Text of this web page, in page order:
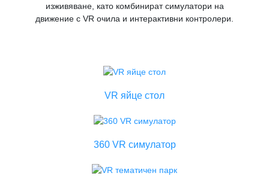
изживяване, като комбинират симулатори на
движение с VR очила и интерактивни контролери.
VR яйце стол
360 VR симулатор